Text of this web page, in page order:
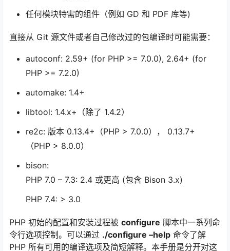
任何模块特需的组件（例如 GD 和 PDF 库等)
直接从 Git 源文件或者自己修改过的包编译时可能需要：
autoconf: 2.59+ (for PHP >= 7.0.0), 2.64+ (for
PHP >= 7.2.0)
automake: 1.4+
libtool: 1.4.x+（除了 1.4.2）
re2c: 版本 0.13.4+（PHP > 7.0.0）， 0.13.7+
（PHP > 8.0.0）
bison:
PHP 7.0 – 7.3: 2.4 或更高 (包含 Bison 3.x)
PHP 7.4: > 3.0
PHP 初始的配置和安装过程被 configure 脚本中一系列命
令行选项控制。可以通过 ./configure –help 命令了解
PHP 所有可用的编译选项及简短解释。本手册是分开对这